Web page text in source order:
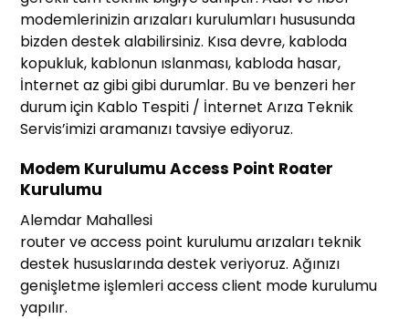
modemlerinizin arızaları kurulumları hususunda
bizden destek alabilirsiniz. Kısa devre, kabloda
kopukluk, kablonun ıslanması, kabloda hasar,
İnternet az gibi gibi durumlar. Bu ve benzeri her
durum için Kablo Tespiti / İnternet Arıza Teknik
Servis’imizi aramanızı tavsiye ediyoruz.
Modem Kurulumu Access Point Roater
Kurulumu
Alemdar Mahallesi
router ve access point kurulumu arızaları teknik
destek hususlarında destek veriyoruz. Ağınızı
genişletme işlemleri access client mode kurulumu
yapılır.